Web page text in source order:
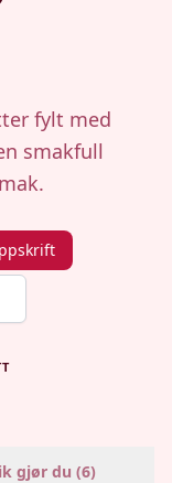
fylt med
smakfull
gjør du (6)